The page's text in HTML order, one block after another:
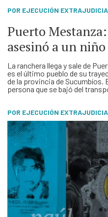
…
POR EJECUCIÓN
Puerto
asesinó a un
La ranchera llega y sale de
es el último pueblo de su
de la provincia de Sucumbíos.
persona que se bajó del
fue una niña con su uniforme
POR EJECUCIÓN